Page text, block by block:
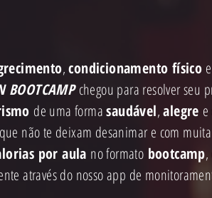
,condicionamento físico
BOOTCAMPchegou para resolver seu
de uma formasaudável,alegre e
não te deixam desanimar e com
por aula no formato bootcamp,
através do nosso app de